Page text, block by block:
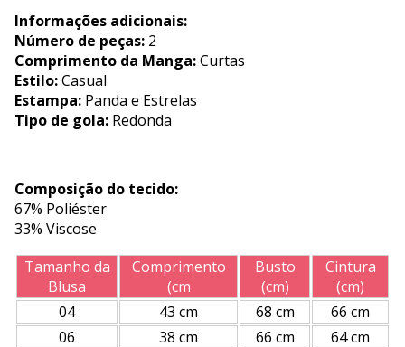
Informações adicionais:
Número de peças: 2
Comprimento da Manga:Curtas
Estilo:Casual
Estampa: Panda e Estrelas
Tipo de gola: Redonda
Composição do tecido:
67% Poliéster
33% Viscose
Tamanho da
Blusa
Comprimento
(cm
Busto
(cm)
Cintura
(cm)
04
43 cm 68 cm
66 cm
06
38 cm 66 cm
64 cm